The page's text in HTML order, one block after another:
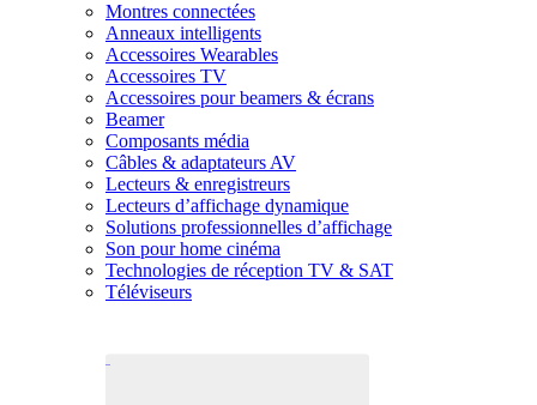
Montres connectées
Anneaux intelligents
Accessoires Wearables
Accessoires TV
Accessoires pour beamers & écrans
Beamer
Composants média
Câbles & adaptateurs AV
Lecteurs & enregistreurs
Lecteurs d’affichage dynamique
Solutions professionnelles d’affichage
Son pour home cinéma
Technologies de réception TV & SAT
Téléviseurs